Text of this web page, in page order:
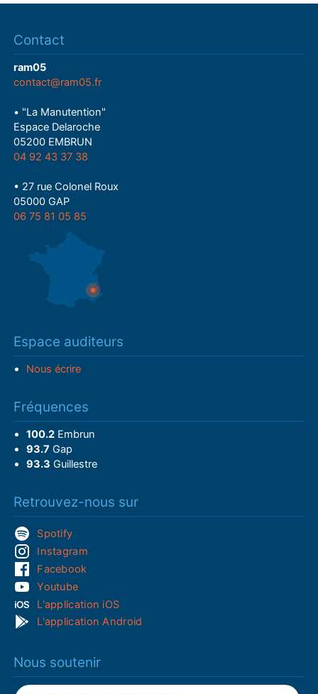
Contact
ram05
contact@ram05.fr
• "La Manutention"
Espace Delaroche
05200 EMBRUN
04 92 43 37 38
• 27 rue Colonel Roux
05000 GAP
06 75 81 05 85
Espace auditeurs
Nous écrire
Fréquences
100.2Embrun
93.7 Gap
93.3 Guillestre
Retrouvez-nous sur
Spotify
Instagram
Facebook
Youtube
L'application iOS
L'application Android
Nous soutenir